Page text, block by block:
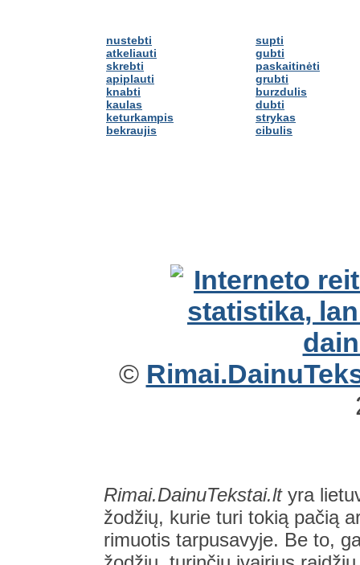
nustebti
atkeliauti
skrebti
apiplauti
knabti
kaulas
keturkampis
bekraujis
supti
gubti
paskaitinėti
grubti
burzdulis
dubti
strykas
cibulis
©
Rimai.DainuTekstai.ltyra
žodžių, kurie turi tokią pačią
rimuotis tarpusavyje. Be to,